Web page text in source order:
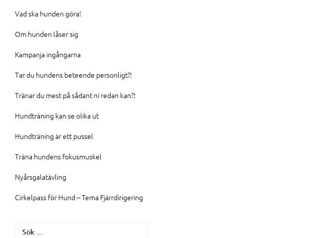
Vad ska hunden göra!
Om hunden låser sig
Kampanja ingångarna
Tar du hundens beteende personligt?!
Tränar du mest på sådant ni redan kan?!
Hundträning kan se olika ut
Hundträning är ett pussel
Träna hundens fokusmuskel
Nyårsgalatävling
Cirkelpass för Hund – Tema Fjärrdirigering
Sök